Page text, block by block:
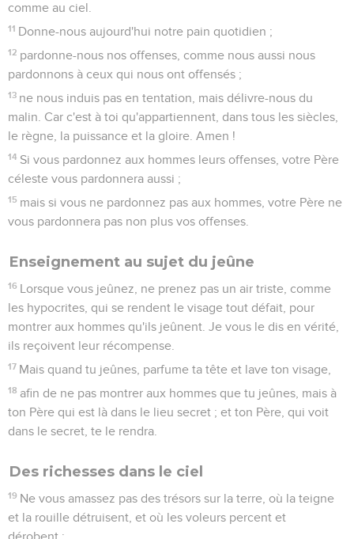
comme au ciel.
11 Donne-nous aujourd'hui notre pain quotidien ;
12 pardonne-nous nos offenses, comme nous aussi nous
pardonnons à ceux qui nous ont offensés ;
13 ne nous induis pas en tentation, mais délivre-nous du
malin. Car c'est à toi qu'appartiennent, dans tous les siècles,
le règne, la puissance et la gloire. Amen !
14 Si vous pardonnez aux hommes leurs offenses, votre Père
céleste vous pardonnera aussi ;
15 mais si vous ne pardonnez pas aux hommes, votre Père ne
vous pardonnera pas non plus vos offenses.
Enseignement au sujet du jeûne
16 Lorsque vous jeûnez, ne prenez pas un air triste, comme
les hypocrites, qui se rendent le visage tout défait, pour
montrer aux hommes qu'ils jeûnent. Je vous le dis en vérité,
ils reçoivent leur récompense.
17 Mais quand tu jeûnes, parfume ta tête et lave ton visage,
18 afin de ne pas montrer aux hommes que tu jeûnes, mais à
ton Père qui est là dans le lieu secret ; et ton Père, qui voit
dans le secret, te le rendra.
Des richesses dans le ciel
19 Ne vous amassez pas des trésors sur la terre, où la teigne
et la rouille détruisent, et où les voleurs percent et
dérobent ;